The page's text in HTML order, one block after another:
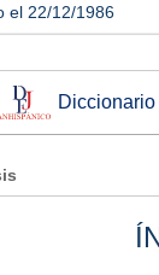
el 22/12/1986